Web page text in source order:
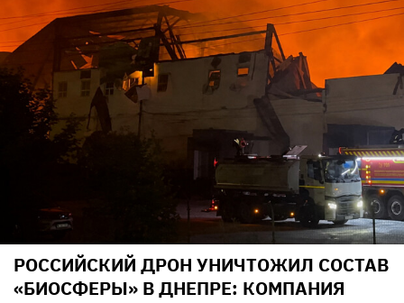
РОССИЙСКИЙ ДРОН УНИЧТОЖИЛ СОСТАВ
«БИОСФЕРЫ» В ДНЕПРЕ: КОМПАНИЯ